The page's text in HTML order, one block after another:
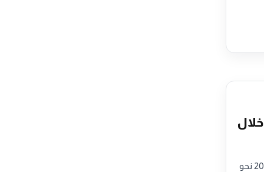
مليار دولار خلال
بلغت القيمة الاجمالية لمعاملات الرهن العقاري في دبي خلال أول سبعة أشهر من العام 2026 نحو